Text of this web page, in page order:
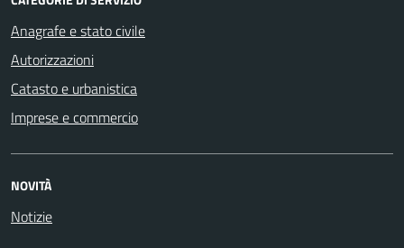
Anagrafe e stato civile
Autorizzazioni
Catasto e urbanistica
Imprese e commercio
NOVITÀ
Notizie